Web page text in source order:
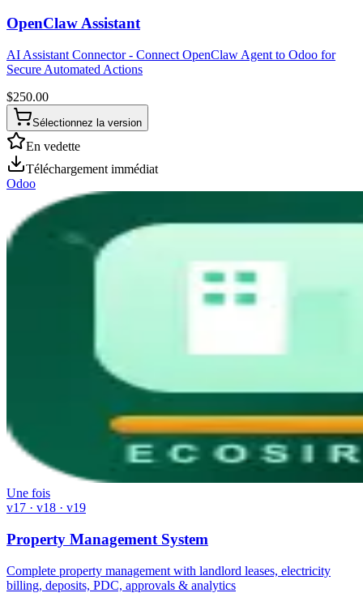
OpenClaw Assistant
AI Assistant Connector - Connect OpenClaw Agent to Odoo for
Secure Automated Actions
$250.00
Sélectionnez la version
En vedette
Téléchargement immédiat
Odoo
Une fois
v17 · v18 · v19
Property Management System
Complete property management with landlord leases, electricity
billing, deposits, PDC, approvals & analytics